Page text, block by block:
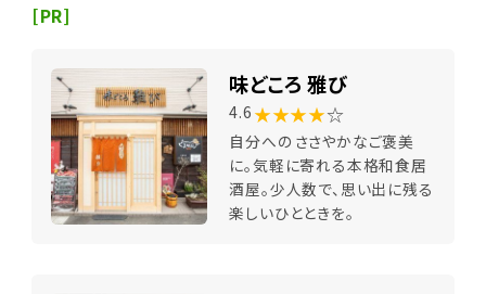
[PR]
味どころ 雅び
4.6 ★★★★☆
自分へのささやかなご褒美
に。気軽に寄れる本格和食居
酒屋。少人数で、思い出に残る
楽しいひとときを。